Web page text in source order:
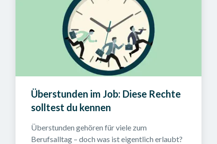
Überstunden im Job: Diese Rechte
solltest du kennen
Überstunden gehören für viele zum
Berufsalltag – doch was ist eigentlich erlaubt?